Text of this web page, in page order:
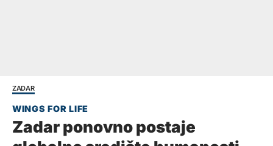
ZADAR
Zadar ponovno postaje